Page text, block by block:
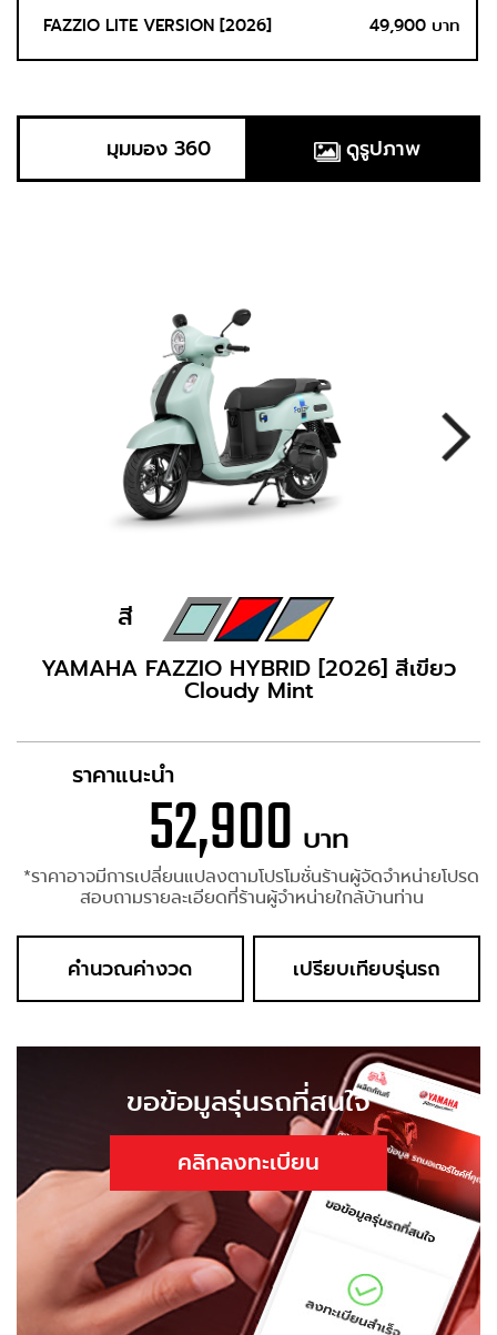
FAZZIO LITE VERSION [2026] 49,900 บาท
มุมมอง 360 ดูรูปภาพ
สี
YAMAHA FAZZIO HYBRID [2026] สีเขียว
Cloudy Mint
ราคาแนะนำ
52,900 บาท
*ราคาอาจมีการเปลี่ยนแปลงตามโปรโมชั่นร้านผู้จัดจำหน่ายโปรด
สอบถามรายละเอียดที่ร้านผู้จำหน่ายใกล้บ้านท่าน
คำนวณค่างวด เปรียบเทียบรุ่นรถ
ขอข้อมูลรุ่นรถที่สนใจ
คลิกลงทะเบียน